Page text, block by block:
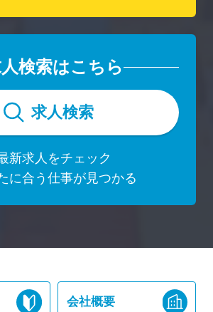
検索はこちら
求人検索
新求人をチェック
に合う仕事が見つかる
会社概要